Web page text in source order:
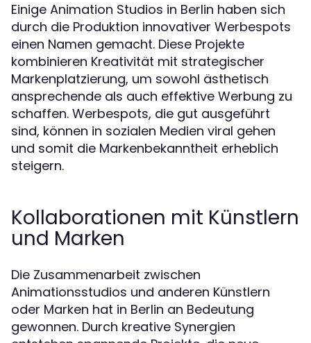
Einige Animation Studios in Berlin haben sich
durch die Produktion innovativer Werbespots
einen Namen gemacht. Diese Projekte
kombinieren Kreativität mit strategischer
Markenplatzierung, um sowohl ästhetisch
ansprechende als auch effektive Werbung zu
schaffen. Werbespots, die gut ausgeführt
sind, können in sozialen Medien viral gehen
und somit die Markenbekanntheit erheblich
steigern.
Kollaborationen mit Künstlern
und Marken
Die Zusammenarbeit zwischen
Animationsstudios und anderen Künstlern
oder Marken hat in Berlin an Bedeutung
gewonnen. Durch kreative Synergien